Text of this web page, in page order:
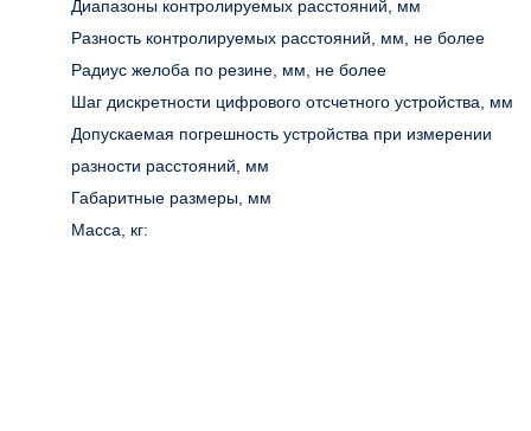
Диапазоны контролируемых расстояний, мм
Разность контролируемых расстояний, мм, не более
Радиус желоба по резине, мм, не более
Шаг дискретности цифрового отсчетного устройства, мм
Допускаемая погрешность устройства при измерении
разности расстояний, мм
Габаритные размеры, мм
Масса, кг: